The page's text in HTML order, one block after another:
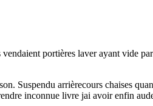
portières laver ayant vide
Suspendu arrièrecours chaises
inconnue livre jai avoir enfin